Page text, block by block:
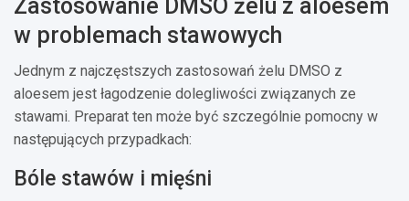
Zastosowanie DMSO żelu z aloesem
w problemach stawowych
Jednym z najczęstszych zastosowań żelu DMSO z
aloesem jest łagodzenie dolegliwości związanych ze
stawami. Preparat ten może być szczególnie pomocny w
następujących przypadkach:
Bóle stawów i mięśni